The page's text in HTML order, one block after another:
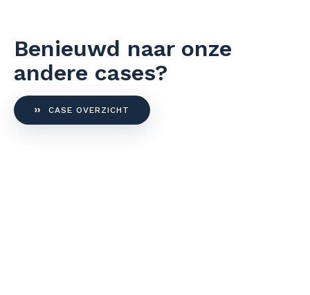
Benieuwd naar onze
andere cases?
CASE OVERZICHT